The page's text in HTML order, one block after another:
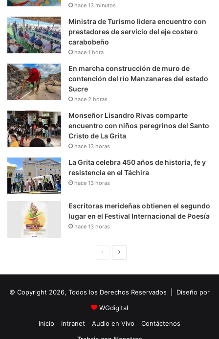
hace 13 minutos
Ministra de Turismo lidera encuentro con
prestadores de servicio del eje costero
carabobeño
hace 1 hora
En marcha construcción de muro de
contención del río Manzanares del estado
Sucre
hace 2 horas
Monseñor Lisandro Rivas comparte
encuentro con niños peregrinos del Santo
Cristo de La Grita
hace 13 horas
La Grita celebra 450 años de historia, fe y
resistencia en el Táchira
hace 13 horas
Escritoras merideñas obtienen el segundo
lugar en el Festival Internacional de Poesía
hace 13 horas
i
n
a
u
i
e
© Copyright 2026, Todos los Derechos Reservados | Diseño por
WGdigital
Inicio
Intranet Audio en Vivo
Contáctenos